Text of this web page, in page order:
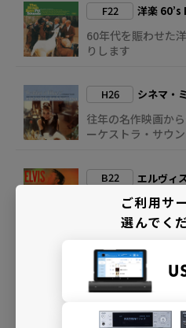
F22 洋楽
60年代を賑わせた
りします
H26 シネマ・
往年の名作映画か
ーケストラ・サウ
B22 エルヴィ
エルヴィス・プレ
門チャンネル
C29 Neo-
楽しさと懐かしさ
ご利用サ
選んでく